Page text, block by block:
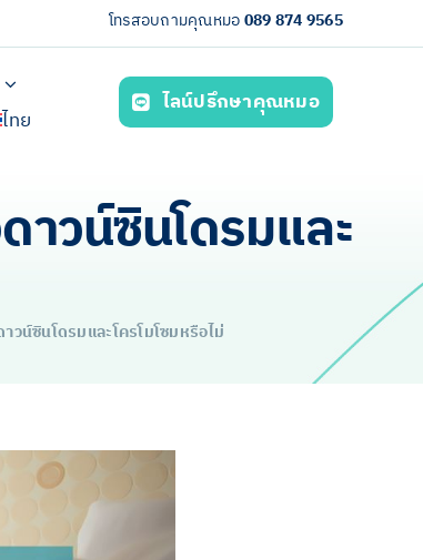
โทรสอบถามคุณหมอ089 874 9565
ไทย
ไลน์ปรึกษาคุณหมอ
วน์ซินโดรมและ
น์ซินโดรมและโครโมโซมหรือไม่